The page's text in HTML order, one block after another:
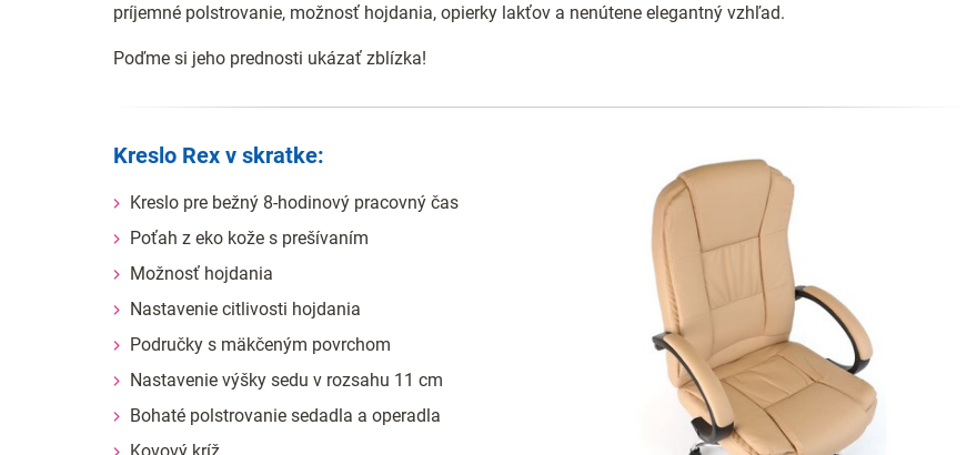
príjemné polstrovanie, možnosť hojdania, opierky lakťov a nenútene elegantný vzhľad.
Poďme si jeho prednosti ukázať zblízka!
Kreslo Rex v skratke:
Kreslo pre bežný 8-hodinový pracovný čas
Poťah z eko kože s prešívaním
Možnosť hojdania
Nastavenie citlivosti hojdania
Područky s mäkčeným povrchom
Nastavenie výšky sedu v rozsahu 11 cm
Bohaté polstrovanie sedadla a operadla